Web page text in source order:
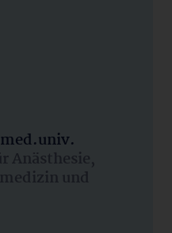
Anästhesie,
und